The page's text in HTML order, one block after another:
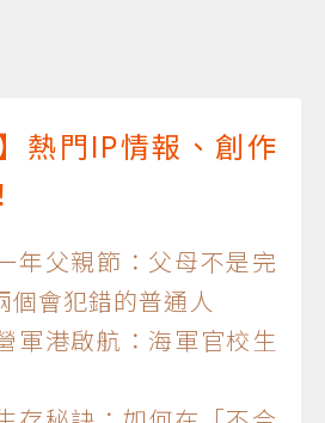
熱門IP情報、創作
年父親節：父母不是完
個會犯錯的普通人
軍港啟航：海軍官校生